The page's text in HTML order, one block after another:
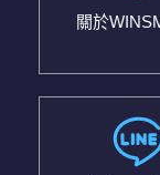
關於